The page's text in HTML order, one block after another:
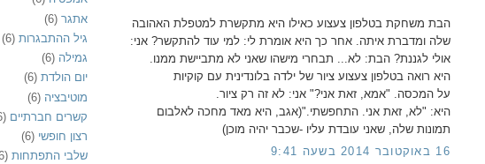
הבת משחקת בטלפון צעצוע כאילו היא מתקשרת למטפלת האהובה
שלה ומדברת איתה. אחר כך היא אומרת לי: למי עוד להתקשר? אני:
אולי לגננת? הבת: לא... תבחרי מישהו שאני לא מתביישת ממנו.
היא רואה בטלפון צעצוע ציור של ילדה בלונדינית עם קוקיות
על המכסה. "אמא, זאת אני?" אני: לא זה רק ציור.
היא: "לא, זאת אני. התחפשתי."(אגב, היא מאד מחכה לאלבום
תמונות שלה, שאני עובדת עליו -שכבר יהיה מוכן)
16 באוקטובר 2014 בשעה 9:41
אתגר (6)
גיל ההתבגרות (6)
גמילה (6)
יום הולדת (6)
מוטיבציה (6)
קשרים חברתיים
רצון חופשי (6)
שלבי התפתחות